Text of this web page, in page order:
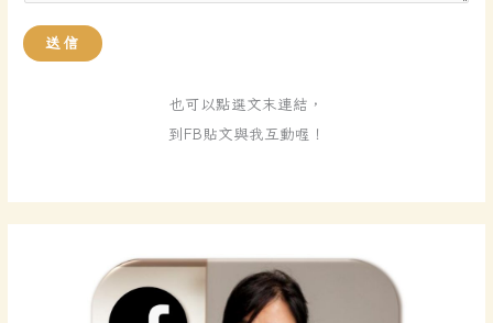
送信
也可以點選文末連結，
到FB貼文與我互動喔！